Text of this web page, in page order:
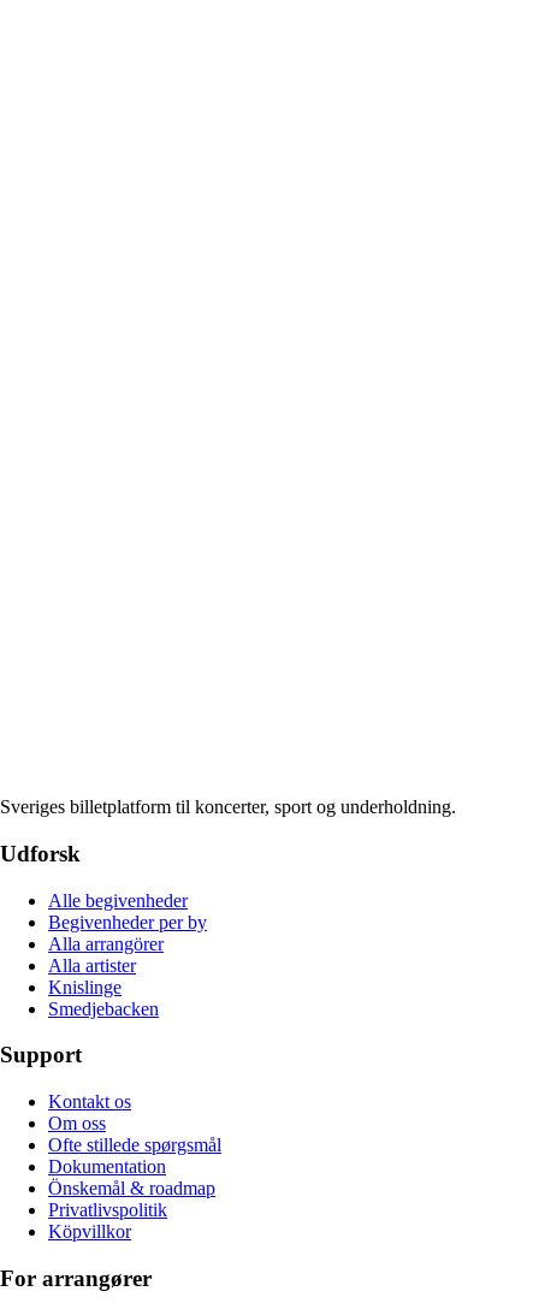
Sveriges billetplatform til koncerter, sport og underholdning.
Udforsk
Alle begivenheder
Begivenheder per by
Alla arrangörer
Alla artister
Knislinge
Smedjebacken
Support
Kontakt os
Om oss
Ofte stillede spørgsmål
Dokumentation
Önskemål & roadmap
Privatlivspolitik
Köpvillkor
For arrangører